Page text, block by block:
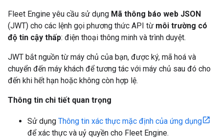
Fleet Engine yêu cầu sử dụng Mã thông báo web JSON
(JWT) cho các lệnh gọi phương thức API từ môi trường có
độ tin cậy thấp: điện thoại thông minh và trình duyệt.
JWT bắt nguồn từ máy chủ của bạn, được ký, mã hoá và
chuyển đến máy khách để tương tác với máy chủ sau đó cho
đến khi hết hạn hoặc không còn hợp lệ.
Thông tin chi tiết quan trọng
Sử dụng Thông tin xác thực mặc định của ứng dụng
để xác thực và uỷ quyền cho Fleet Engine.